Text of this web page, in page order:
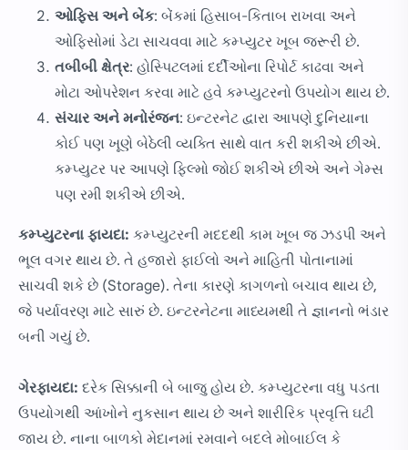
ઓફિસ અને બેંક: બેંકમાં હિસાબ-કિતાબ રાખવા અને
ઓફિસોમાં ડેટા સાચવવા માટે કમ્પ્યુટર ખૂબ જરૂરી છે.
તબીબી ક્ષેત્ર: હોસ્પિટલમાં દર્દીઓના રિપોર્ટ કાઢવા અને
મોટા ઓપરેશન કરવા માટે હવે કમ્પ્યુટરનો ઉપયોગ થાય છે.
સંચાર અને મનોરંજન: ઇન્ટરનેટ દ્વારા આપણે દુનિયાના
કોઈ પણ ખૂણે બેઠેલી વ્યક્તિ સાથે વાત કરી શકીએ છીએ.
કમ્પ્યુટર પર આપણે ફિલ્મો જોઈ શકીએ છીએ અને ગેમ્સ
પણ રમી શકીએ છીએ.
કમ્પ્યુટરના ફાયદા: કમ્પ્યુટરની મદદથી કામ ખૂબ જ ઝડપી અને
ભૂલ વગર થાય છે. તે હજારો ફાઈલો અને માહિતી પોતાનામાં
સાચવી શકે છે (Storage). તેના કારણે કાગળનો બચાવ થાય છે,
જે પર્યાવરણ માટે સારું છે. ઇન્ટરનેટના માધ્યમથી તે જ્ઞાનનો ભંડાર
બની ગયું છે.
ગેરફાયદા: દરેક સિક્કાની બે બાજુ હોય છે. કમ્પ્યુટરના વધુ પડતા
ઉપયોગથી આંખોને નુકસાન થાય છે અને શારીરિક પ્રવૃત્તિ ઘટી
જાય છે. નાના બાળકો મેદાનમાં રમવાને બદલે મોબાઈલ કે